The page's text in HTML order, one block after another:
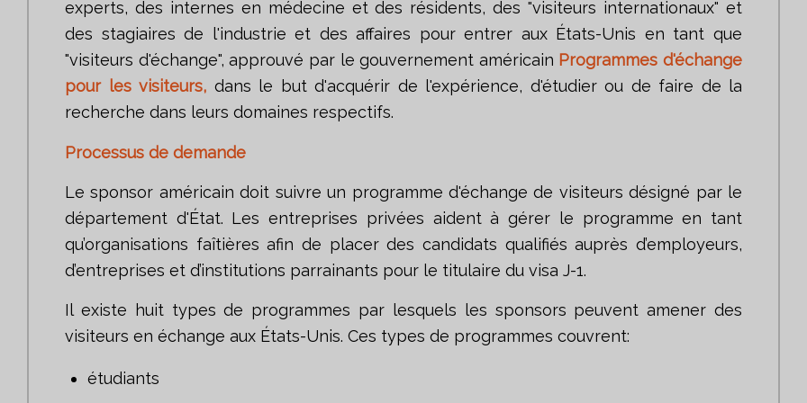
experts, des internes en médecine et des résidents, des "visiteurs internationaux" et
des stagiaires de l'industrie et des affaires pour entrer aux États-Unis en tant que
"visiteurs d'échange", approuvé par le gouvernement américain Programmes d'échange
pour les visiteurs, dans le but d'acquérir de l'expérience, d'étudier ou de faire de la
recherche dans leurs domaines respectifs.
Processus de demande
Le sponsor américain doit suivre un programme d'échange de visiteurs désigné par le
département d'État. Les entreprises privées aident à gérer le programme en tant
qu’organisations faîtières afin de placer des candidats qualifiés auprès d’employeurs,
d’entreprises et d’institutions parrainants pour le titulaire du visa J-1.
Il existe huit types de programmes par lesquels les sponsors peuvent amener des
visiteurs en échange aux États-Unis. Ces types de programmes couvrent:
étudiants